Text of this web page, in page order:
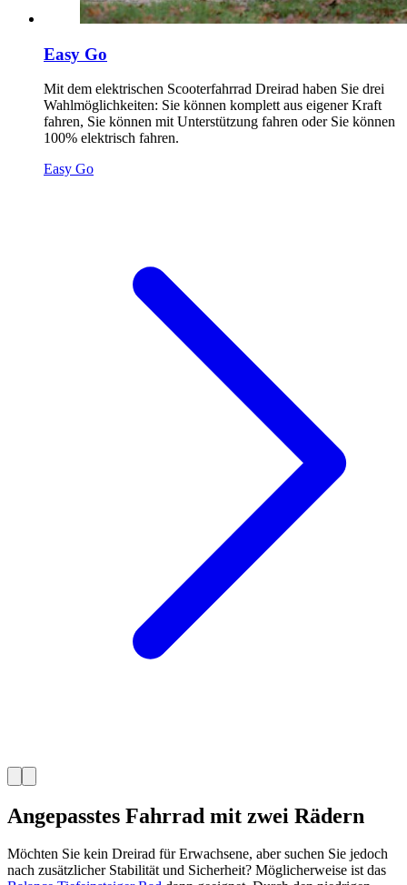
Easy Go
Mit dem elektrischen Scooterfahrrad Dreirad haben Sie drei
Wahlmöglichkeiten: Sie können komplett aus eigener Kraft
fahren, Sie können mit Unterstützung fahren oder Sie können
100% elektrisch fahren.
Easy Go
Angepasstes Fahrrad mit zwei Rädern
Möchten Sie kein Dreirad für Erwachsene, aber suchen Sie jedoch
nach zusätzlicher Stabilität und Sicherheit? Möglicherweise ist das